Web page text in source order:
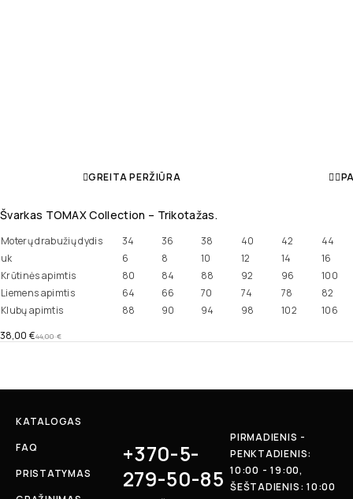
GREITA PERŽIŪRA
Švarkas TOMAX Collection – Trikotažas.
Moterų drabužių dydis 34 36 38 40 42
44
uk
6 8 10 12 14
16
Krūtinės apimtis
80 84 88 92 96
100
Liemens apimtis
64 66 70 74 78
82
Klubų apimtis
88 90 94 98 102 106
44,00€
38,00 €
KATALOGAS
FAQ
PRISTATYMAS
+370-5-
279-50-85
PIRMADIENIS -
PENKTADIENIS:
10:00 - 19:00,
ŠEŠTADIENIS: 10:00